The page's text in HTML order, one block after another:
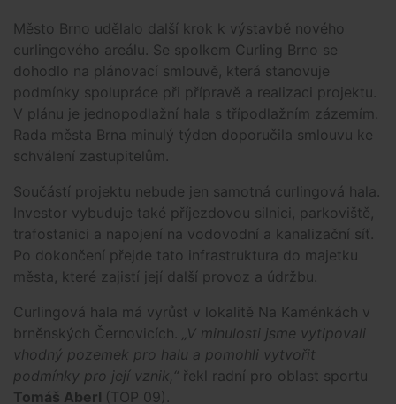
Město Brno udělalo další krok k výstavbě nového
curlingového areálu. Se spolkem Curling Brno se
dohodlo na plánovací smlouvě, která stanovuje
podmínky spolupráce při přípravě a realizaci projektu.
V plánu je jednopodlažní hala s třípodlažním zázemím.
Rada města Brna minulý týden doporučila smlouvu ke
schválení zastupitelům.
Součástí projektu nebude jen samotná curlingová hala.
Investor vybuduje také příjezdovou silnici, parkoviště,
trafostanici a napojení na vodovodní a kanalizační síť.
Po dokončení přejde tato infrastruktura do majetku
města, které zajistí její další provoz a údržbu.
Curlingová hala má vyrůst v lokalitě Na Kaménkách v
brněnských Černovicích.
„V minulosti jsme vytipovali
vhodný pozemek pro halu a pomohli vytvořit
podmínky pro její vznik,“ řekl radní pro oblast sportu
Tomáš Aberl (TOP 09).